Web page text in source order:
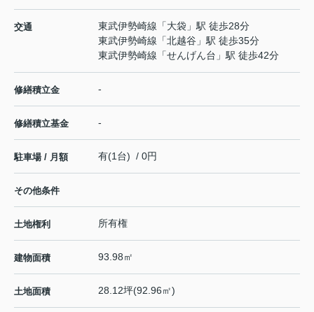
交通 東武伊勢崎線 「大袋 」駅 徒歩28分
東武伊勢崎線 「北越谷 」駅 徒歩35分
東武伊勢崎線 「せんげん台 」駅 徒歩42分
修繕積立金 -
修繕積立基金 -
駐車場 / 月額 有(1台) / 0円
その他条件
土地権利 所有権
建物面積 93.98㎡
土地面積 28.12坪(92.96㎡)